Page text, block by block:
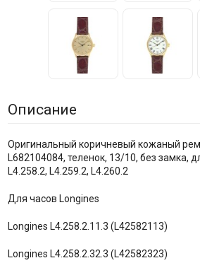
Описание
Оригинальный коричневый кожаный
L682104084, теленок, 13/10, без замка,
L4.258.2, L4.259.2, L4.260.2
Для часов Longines
Longines L4.258.2.11.3 (L42582113)
Longines L4.258.2.32.3 (L42582323)